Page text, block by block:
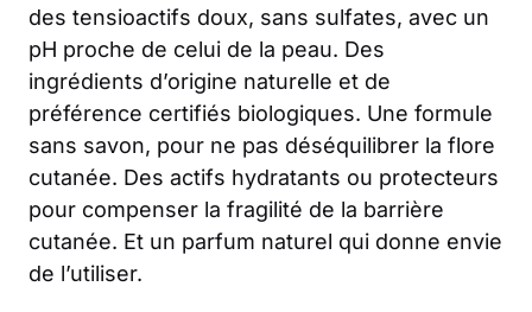
des tensioactifs doux, sans sulfates, avec un
pH proche de celui de la peau. Des
ingrédients d’origine naturelle et de
préférence certifiés biologiques. Une formule
sans savon, pour ne pas déséquilibrer la flore
cutanée. Des actifs hydratants ou protecteurs
pour compenser la fragilité de la barrière
cutanée. Et un parfum naturel qui donne envie
de l’utiliser.